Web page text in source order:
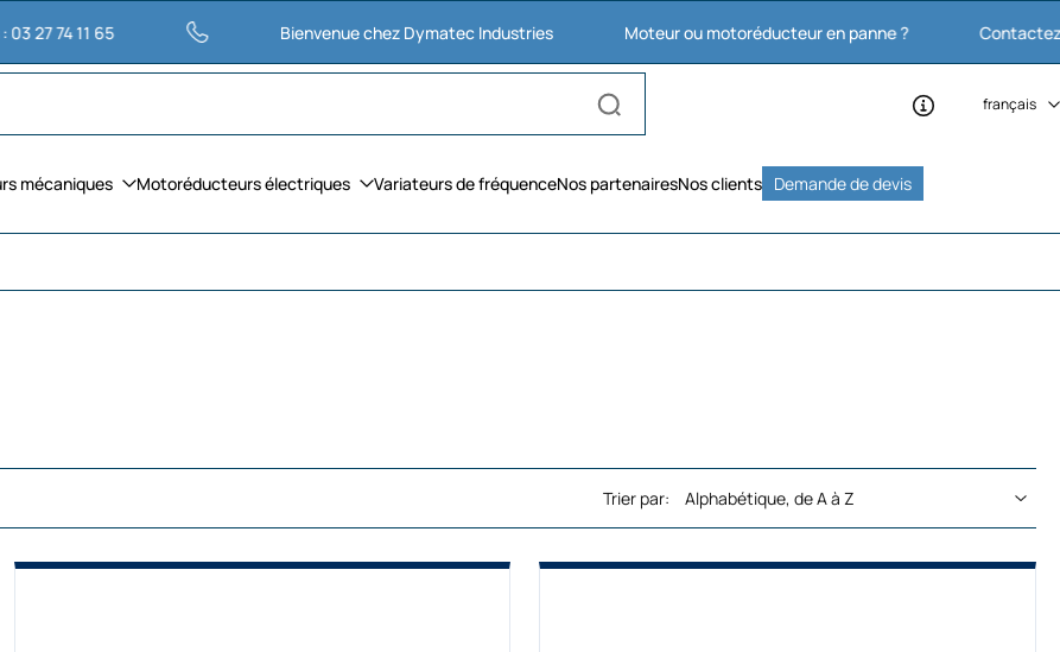
65 Bienvenue chez Dymatec Industries Moteur ou motoréducteur en panne ? Contactez nous : 03
français
mécaniques Motoréducteurs électriques Variateurs de fréquenceNos partenairesNos clients Demande de devis
Trier par: